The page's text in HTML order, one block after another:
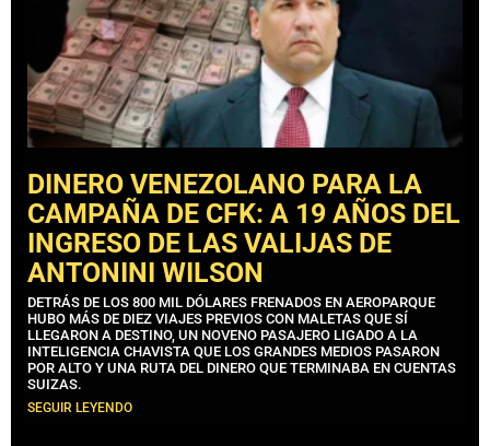
DINERO VENEZOLANO PARA LA
CAMPAÑA DE CFK: A 19 AÑOS DEL
INGRESO DE LAS VALIJAS DE
ANTONINI WILSON
DETRÁS DE LOS 800 MIL DÓLARES FRENADOS EN AEROPARQUE
HUBO MÁS DE DIEZ VIAJES PREVIOS CON MALETAS QUE SÍ
LLEGARON A DESTINO, UN NOVENO PASAJERO LIGADO A LA
INTELIGENCIA CHAVISTA QUE LOS GRANDES MEDIOS PASARON
POR ALTO Y UNA RUTA DEL DINERO QUE TERMINABA EN CUENTAS
SUIZAS.
SEGUIR LEYENDO